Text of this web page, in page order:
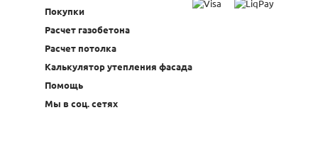
Покупки
Расчет газобетона
Расчет потолка
Калькулятор утепления фасада
Помощь
Мы в соц. сетях